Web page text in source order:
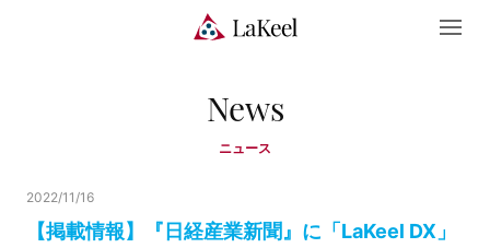
News
ニュース
【掲載情報】『日経産業新聞』に「LaKeel DX」
2022/11/16